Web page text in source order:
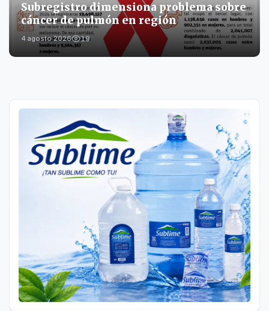
Subregistro dimensiona problema sobre
cáncer de pulmón en región
4 agosto 2026 19